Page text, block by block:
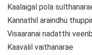
Kaalaigal pola
Kannathil araindhu
Visaaranai nadatthi
Kaavalil vaithanarae